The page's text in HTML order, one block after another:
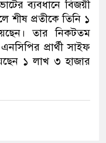
ব্যবধানে বিজয়ী
শীষ প্রতীকে তিনি ১
তার নিকটতম
প্রার্থী সাইফ
১ লাখ ৩ হাজার